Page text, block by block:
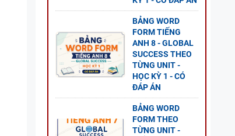
BẢNG WORD
FORM TIẾNG
ANH 8 - GLOBAL
SUCCESS THEO
TỪNG UNIT -
HỌC KỲ 1 - CÓ
ĐÁP ÁN
BẢNG WORD
FORM THEO
TỪNG UNIT -